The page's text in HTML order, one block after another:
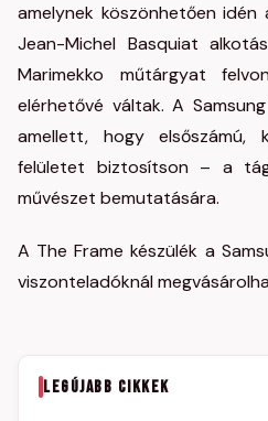
amelynek köszönhetően idén
Jean-Michel Basquiat
Marimekko műtárgyat
elérhetővé váltak. A
amellett, hogy elsőszámú,
felületet biztosítson – a
művészet bemutatására.
A The Frame készülék a
viszonteladóknál
LEGÚJABB CIKKEK